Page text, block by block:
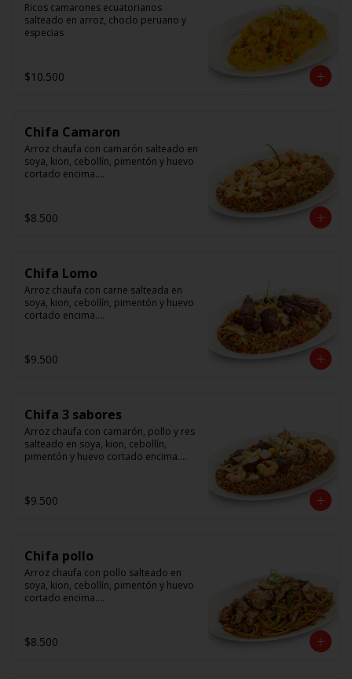
Ricos camarones ecuatorianos
salteado en arroz, choclo peruano y
especias
$10.500
Chifa Camaron
Arroz chaufa con camarón salteado en
soya, kion, cebollín, pimentón y huevo
cortado encima.
soya, cebollín, tomate y cebolla
morada.
$8.500
Chifa Lomo
Arroz chaufa con carne salteada en
soya, kion, cebollín, pimentón y huevo
cortado encima.
cebollín, tomate y cebolla morada.
$9.500
Chifa 3 sabores
Arroz chaufa con camarón, pollo y res
salteado en soya, kion, cebollín,
pimentón y huevo cortado encima.
salteado en soya, cebollín, tomate y
cebolla morada.
$9.500
Chifa pollo
Arroz chaufa con pollo salteado en
soya, kion, cebollín, pimentón y huevo
cortado encima.
cebollín, tomate y cebolla morada.
$8.500